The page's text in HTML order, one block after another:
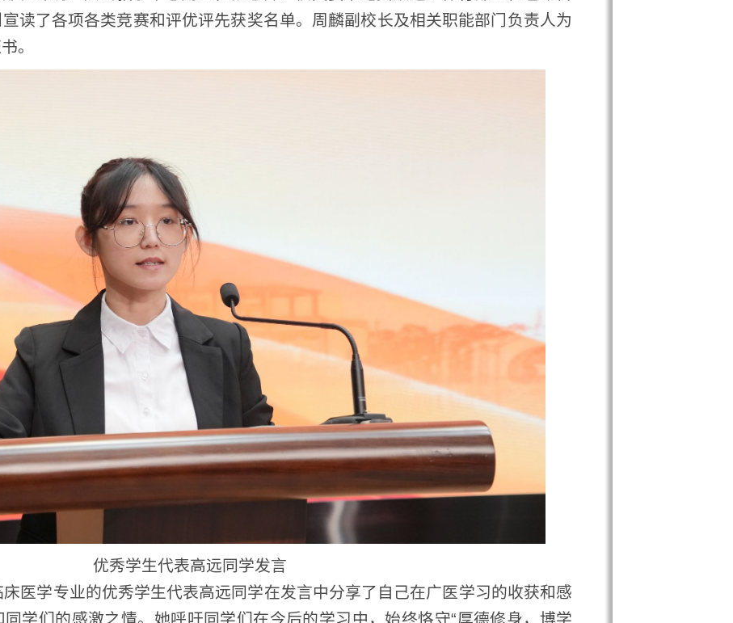
优秀学生代表高远同学发言
专业的优秀学生代表高远同学在发言中分享了自己在广医学习的收获和感
的感激之情。她呼吁同学们在今后的学习中，始终恪守“厚德修身，博学
神文化，充分利用学校优越的学习条件，不断提升思想力、学习力、行动
的青春答卷。